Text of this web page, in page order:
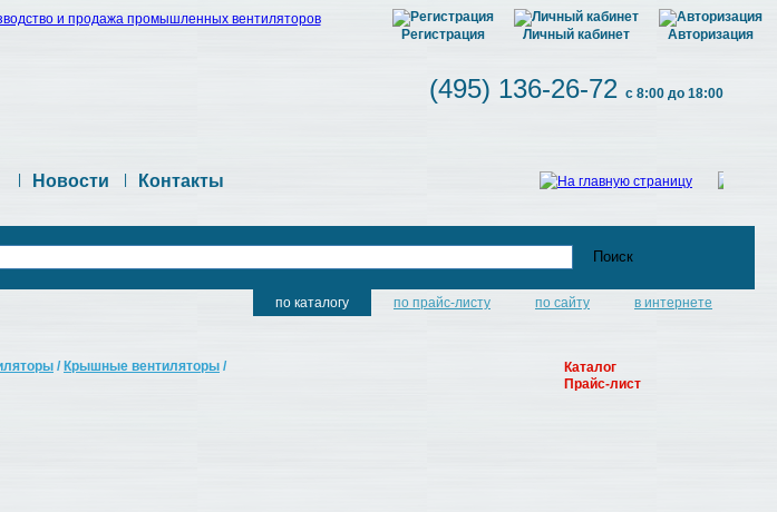
Регистрация Личный кабинет Авторизация
(495) 136-26-72 с 8:00 до 18:00
Новости Контакты
по каталогу по прайс-листу по сайту в интернете
Каталог
Прайс-лист
/Крышные вентиляторы /